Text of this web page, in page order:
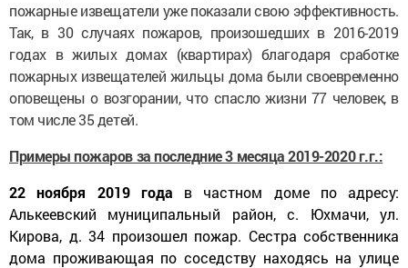
пожарные извещатели уже показали свою эффективность.
Так, в 30 случаях пожаров, произошедших в 2016-2019
годах в жилых домах (квартирах) благодаря сработке
пожарных извещателей жильцы дома были своевременно
оповещены о возгорании, что спасло жизни 77 человек, в
том числе 35 детей.
Примеры пожаров за последние 3 месяца 2019-2020 г.г.:
22 ноября 2019 года в частном доме по адресу:
Алькеевский муниципальный район, с. Юхмачи, ул.
Кирова, д. 34 произошел пожар. Сестра собственника
дома проживающая по соседству находясь на улице